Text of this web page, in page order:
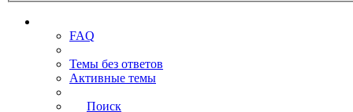
FAQ
Темы без ответов
Активные темы
Поиск